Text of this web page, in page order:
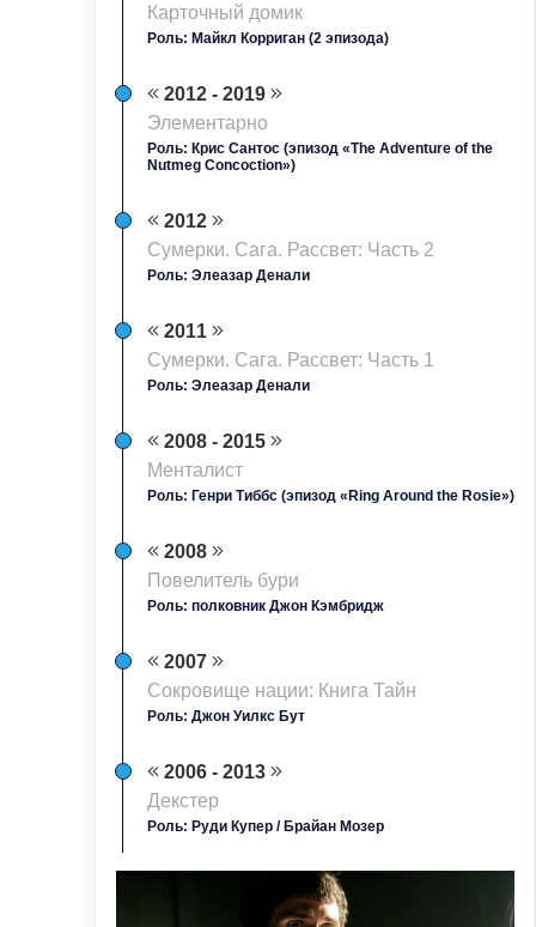
Карточный домик
Роль: Майкл Корриган (2 эпизода)
2012 - 2019
Элементарно
Роль: Крис Сантос (эпизод «The Adventure of the
Nutmeg Concoction»)
2012
Сумерки. Сага. Рассвет: Часть 2
Роль: Элеазар Денали
2011
Сумерки. Сага. Рассвет: Часть 1
Роль: Элеазар Денали
2008 - 2015
Менталист
Роль: Генри Тиббс (эпизод «Ring Around the Rosie»)
2008
Повелитель бури
Роль: полковник Джон Кэмбридж
2007
Сокровище нации: Книга Тайн
Роль: Джон Уилкс Бут
2006 - 2013
Декстер
Роль: Руди Купер / Брайан Мозер